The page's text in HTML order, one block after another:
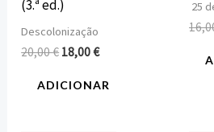
(3.ª ed.)
Descolonização
20,00€ 18,00€
ADICIONAR
25